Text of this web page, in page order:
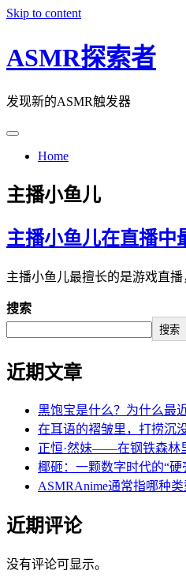
Skip to content
ASMR探索者
发现新的ASMR触发器
Home
主播小鱼儿
主播小鱼儿在直播
主播小鱼儿最擅长的是游戏直
搜索
搜索
近期文章
黑饱宝是什么？为什么最
在耳语的褶皱里，打捞沉
正恒·然妹——在钢铁森林
椰砸：一颗数字时代的“硬
ASMRAnime通常指哪种类
近期评论
没有评论可显示。